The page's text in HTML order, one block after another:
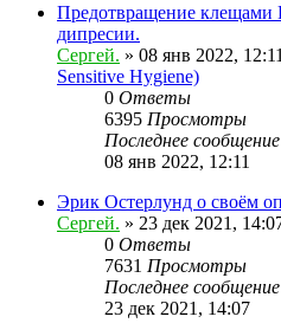
Предотвращение клещами
дипресии.
Сергей. » 08 янв 2022, 12:11
Sensitive Hygiene)
0 Ответы
6395 Просмотры
Последнее сообщение
08 янв 2022, 12:11
Эрик Остерлунд о своём
Сергей. » 23 дек 2021,
0 Ответы
7631 Просмотры
Последнее сообщение
23 дек 2021, 14:07